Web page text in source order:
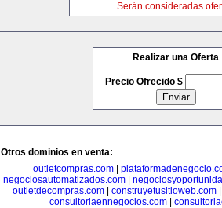
Serán consideradas
Realizar una Oferta
Precio Ofrecido $
Otros dominios en venta:
outletcompras.com
negociosautomatizados.com|
outletdecompras.com
construyetusitioweb.com
consultoriaennegocios.com